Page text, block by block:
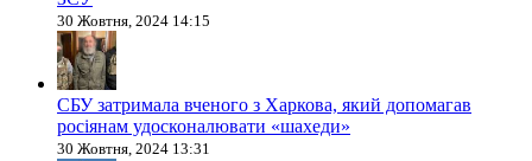
30 Жовтня, 2024 14:15
СБУ затримала вченого з Харкова, який допомагав
росіянам удосконалювати «шахеди»
30 Жовтня, 2024 13:31